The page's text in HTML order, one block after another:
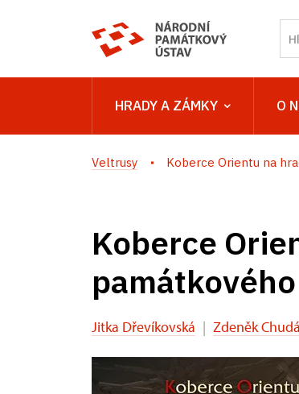
HRADY A ZÁMKY O
Veltrusy Koberce Orientu na
Koberce
Jitka Dřevíkovská | Zdeněk